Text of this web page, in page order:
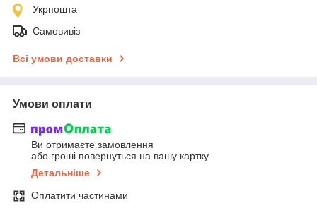
Укрпошта
Самовивіз
Всі умови доставки
Умови оплати
Ви отримаєте замовлення
або гроші повернуться на вашу картку
Детальніше
Оплатити частинами